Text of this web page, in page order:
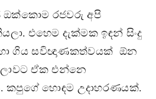
රජවරු අපි
එහෙම දැක්මක ඉඳන් සිංදු
ගිය සවිඥාණකත්වයක් ඕන
ඒක එන්නෙ
කපුගේ හොඳම උදාහරණයක්.